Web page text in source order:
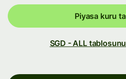
Piyasa kuru
SGD - ALL